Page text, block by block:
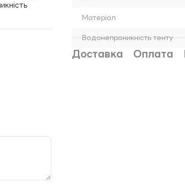
Матеріал
Водонепроникність тенту
Доставка Оплата